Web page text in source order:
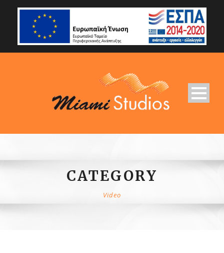
CATEGORY
Video